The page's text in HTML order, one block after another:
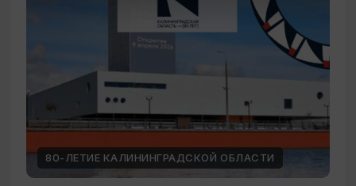
80-ЛЕТИЕ КАЛИНИНГРАДСКОЙ ОБЛАСТИ